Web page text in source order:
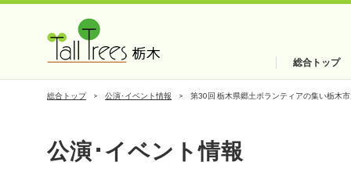
総合トップ
総合トップ 公演･イベント情報 第30回 栃木県郷土ボランティアの集い栃木
公演･イベント情報